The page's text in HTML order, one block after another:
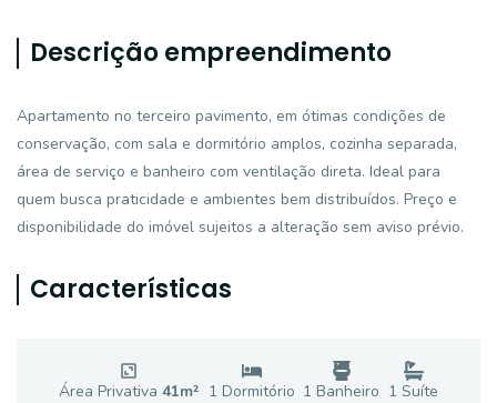
Descrição empreendimento
Apartamento no terceiro pavimento, em ótimas condições de
conservação, com sala e dormitório amplos, cozinha separada,
área de serviço e banheiro com ventilação direta. Ideal para
quem busca praticidade e ambientes bem distribuídos. Preço e
disponibilidade do imóvel sujeitos a alteração sem aviso prévio.
Características
Área Privativa 41m² 1 Dormitório 1 Banheiro 1 Suíte